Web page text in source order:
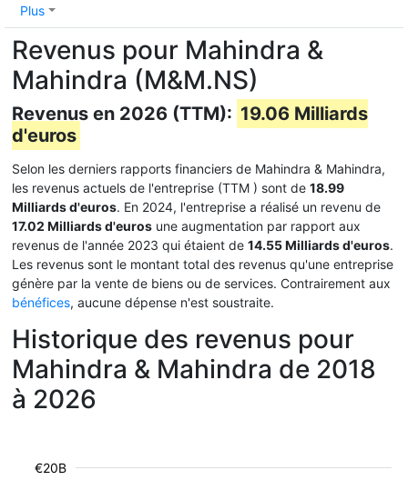
Plus
Revenus pour Mahindra &
Mahindra (M&M.NS)
Revenus en 2026 (TTM): 19.06 Milliards
d'euros
Selon les derniers rapports financiers de Mahindra & Mahindra,
les revenus actuels de l'entreprise (TTM ) sont de 18.99
Milliards d'euros. En 2024, l'entreprise a réalisé un revenu de
17.02 Milliards d'euros une augmentation par rapport aux
revenus de l'année 2023 qui étaient de 14.55 Milliards d'euros.
Les revenus sont le montant total des revenus qu'une entreprise
génère par la vente de biens ou de services. Contrairement aux
bénéfices, aucune dépense n'est soustraite.
Historique des revenus pour
Mahindra & Mahindra de 2018
à 2026
€20B